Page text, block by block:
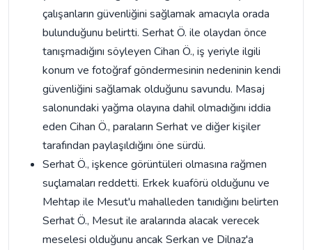
çalışanların güvenliğini sağlamak amacıyla orada
bulunduğunu belirtti. Serhat Ö. ile olaydan önce
tanışmadığını söyleyen Cihan Ö., iş yeriyle ilgili
konum ve fotoğraf göndermesinin nedeninin kendi
güvenliğini sağlamak olduğunu savundu. Masaj
salonundaki yağma olayına dahil olmadığını iddia
eden Cihan Ö., paraların Serhat ve diğer kişiler
tarafından paylaşıldığını öne sürdü.
Serhat Ö., işkence görüntüleri olmasına rağmen
suçlamaları reddetti. Erkek kuaförü olduğunu ve
Mehtap ile Mesut'u mahalleden tanıdığını belirten
Serhat Ö., Mesut ile aralarında alacak verecek
meselesi olduğunu ancak Serkan ve Dilnaz'a